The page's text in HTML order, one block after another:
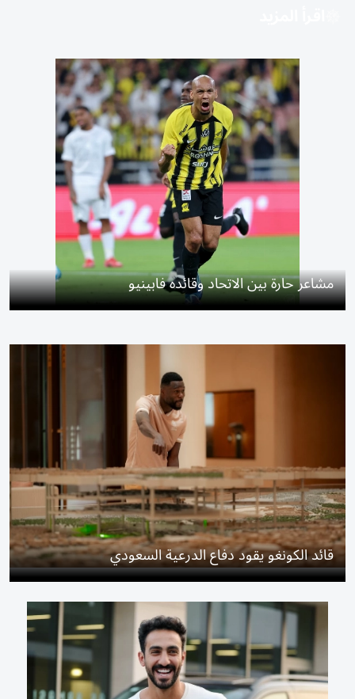
مشاعر حارة بين الاتحاد وقائده فابينيو
قائد الكونغو يقود دفاع الدرعية السعودي